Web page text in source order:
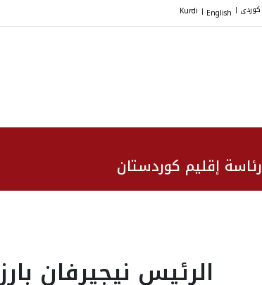
کوردی |
English
|
Kurdi
رئاسة إقليم كوردستان
الرئيس نيجيرفان